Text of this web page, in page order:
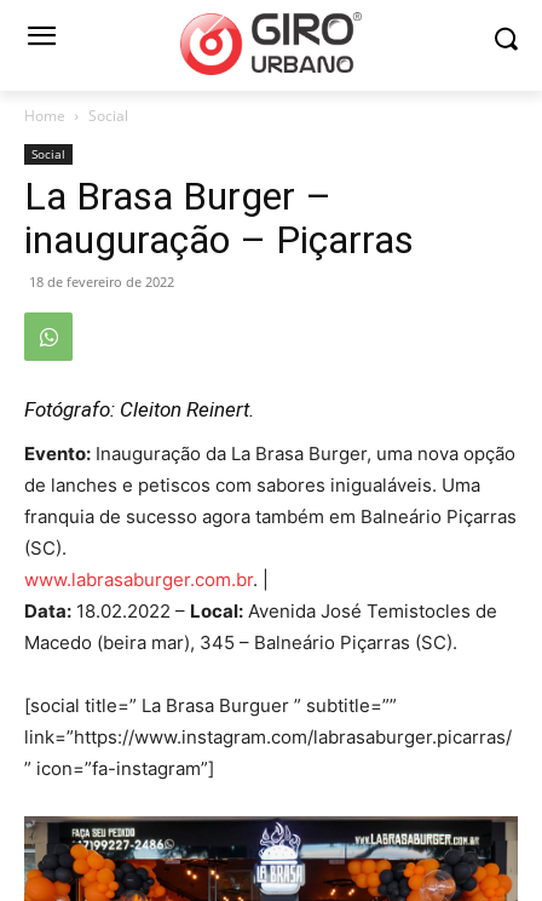
Home Social
Social
La Brasa Burger –
inauguração – Piçarras
18 de fevereiro de 2022
Fotógrafo: Cleiton Reinert.
Evento: Inauguração da La Brasa Burger, uma nova opção
de lanches e petiscos com sabores inigualáveis. Uma
franquia de sucesso agora também em Balneário Piçarras
(SC).
www.labrasaburger.com.br. |
Data: 18.02.2022 – Local: Avenida José Temistocles de
Macedo (beira mar), 345 – Balneário Piçarras (SC).
[social title=” La Brasa Burguer ” subtitle=””
link=”https://www.instagram.com/labrasaburger.picarras/
” icon=”fa-instagram”]